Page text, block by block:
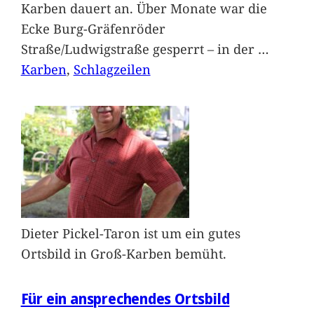
Karben dauert an. Über Monate war die
Ecke Burg-Gräfenröder
Straße/Ludwigstraße gesperrt – in der …
Karben, Schlagzeilen
Dieter Pickel-Taron ist um ein gutes
Ortsbild in Groß-Karben bemüht.
Für ein ansprechendes Ortsbild